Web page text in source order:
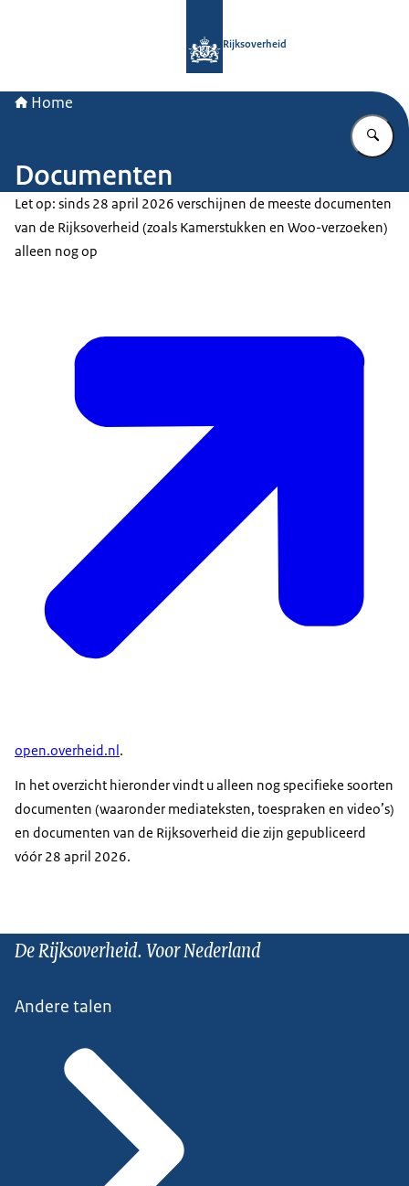
Rijksoverheid
Home
Documenten
Let op: sinds 28 april 2026 verschijnen de meeste documenten
van de Rijksoverheid (zoals Kamerstukken en Woo-verzoeken)
alleen nog op
open.overheid.nl.
In het overzicht hieronder vindt u alleen nog specifieke soorten
documenten (waaronder mediateksten, toespraken en video’s)
en documenten van de Rijksoverheid die zijn gepubliceerd
vóór 28 april 2026.
De Rijksoverheid. Voor Nederland
Andere talen